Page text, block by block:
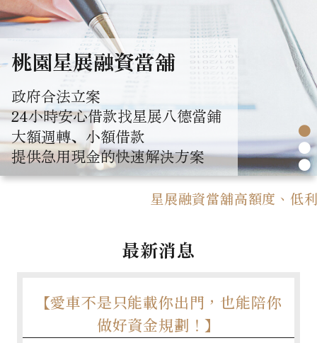
桃園星展融資當舖
政府合法立案
24小時安心借款找星展八德當鋪
大額週轉、小額借款
提供急用現金的快速解決方案
●
●
●
星展融資當舖高額度、低利
最新消息
【愛車不是只能載你出門，也能陪你
做好資金規劃！】